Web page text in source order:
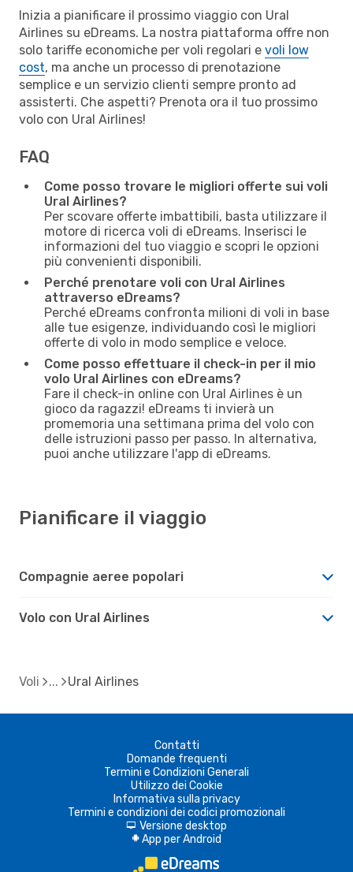
Inizia a pianificare il prossimo viaggio con Ural
Airlines su eDreams. La nostra piattaforma offre non
solo tariffe economiche per voli regolari e voli low
cost, ma anche un processo di prenotazione
semplice e un servizio clienti sempre pronto ad
assisterti. Che aspetti? Prenota ora il tuo prossimo
volo con Ural Airlines!
FAQ
Come posso trovare le migliori offerte sui voli
Ural Airlines?
Per scovare offerte imbattibili, basta utilizzare il
motore di ricerca voli di eDreams. Inserisci le
informazioni del tuo viaggio e scopri le opzioni
più convenienti disponibili.
Perché prenotare voli con Ural Airlines
attraverso eDreams?
Perché eDreams confronta milioni di voli in base
alle tue esigenze, individuando così le migliori
offerte di volo in modo semplice e veloce.
Come posso effettuare il check-in per il mio
volo Ural Airlines con eDreams?
Fare il check-in online con Ural Airlines è un
gioco da ragazzi! eDreams ti invierà un
promemoria una settimana prima del volo con
delle istruzioni passo per passo. In alternativa,
puoi anche utilizzare l'app di eDreams.
Pianificare il viaggio
Compagnie aeree popolari
Volo con Ural Airlines
Voli Ural Airlines
Contatti
Domande frequenti
Termini e Condizioni Generali
Utilizzo dei Cookie
Informativa sulla privacy
Termini e condizioni dei codici promozionali
d Versione desktop
A App per Android